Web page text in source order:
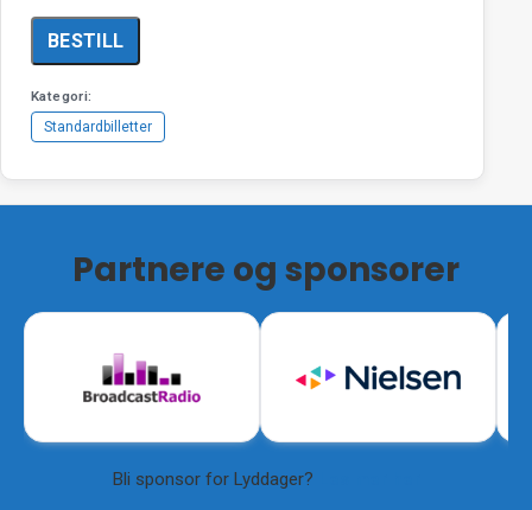
BESTILL
Standardbilletter
Partnere og sponsorer
Bli sponsor for Lyddager?